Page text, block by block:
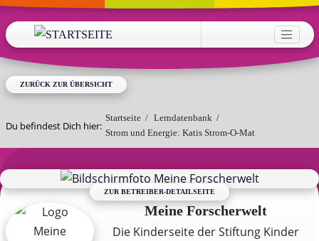
Direkt zum Inhalt
HAUPTNAVIGATION
ZURÜCK ZUR ÜBERSICHT
Du befindest Dich hier:
Startseite / Lerndatenbank /
Strom und Energie: Katis Strom-O-Mat
ZUR BETREIBER-DETAILSEITE
Meine Forscherwelt
Die Kinderseite der Stiftung Kinder